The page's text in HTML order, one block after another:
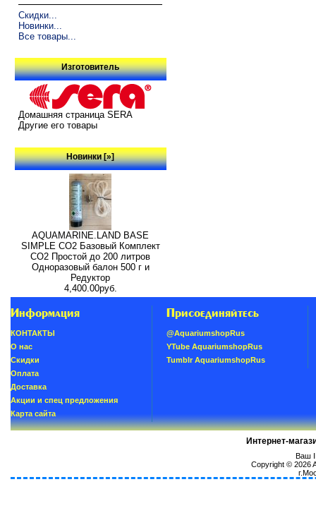
Скидки...
Новинки...
Все товары...
Изготовитель
Домашняя страница SERA
Другие его товары
Новинки [»]
AQUAMARINE.LAND BASE
SIMPLE СО2 Базовый Комплект
СО2 Простой до 200 литров
Одноразовый балон 500 г и
Редуктор
4,400.00руб.
Информация
КОНТАКТЫ
О нас
Скидки
Oплатa
Доставка
Акции и спец предложения
Карта сайта
Присоединяйтесь
@AquariumshopRus
YTube AquariumshopRus
Tumblr AquariumshopRus
Интернет-
Ваш
Copyright © 2026